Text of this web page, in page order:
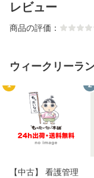
レビュー
商品の評価：
ウィークリーラ
1
【中古】 看護管理
2